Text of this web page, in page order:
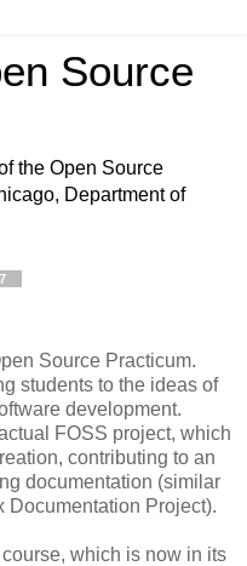
Source
the Open Source
Department of
Source Practicum.
students to the ideas of
development.
FOSS project, which
contributing to an
documentation (similar
Documentation Project).
which is now in its